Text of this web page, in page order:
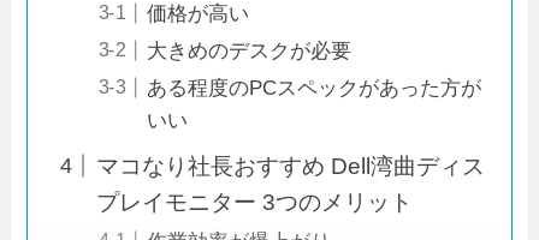
価格が高い
大きめのデスクが必要
ある程度のPCスペックがあった方が
いい
マコなり社長おすすめ Dell湾曲ディス
プレイモニター 3つのメリット